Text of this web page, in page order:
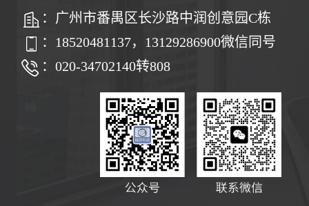
：广州市番禺区长沙路中润创意园C栋
：18520481137，13129286900微信同号
：020-34702140转808